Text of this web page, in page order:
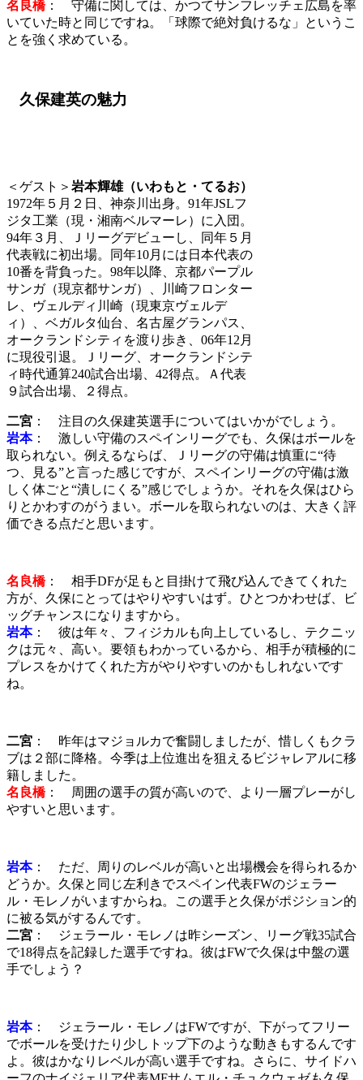
名良橋： 守備に関しては、かつてサンフレッチェ広島を率
いていた時と同じですね。「球際で絶対負けるな」というこ
とを強く求めている。
久保建英の魅力
＜ゲスト＞ 岩本輝雄（いわもと・てるお）
1972年５月２日、神奈川出身。91年JSLフ
ジタ工業（現・湘南ベルマーレ）に入団。
94年３月、Ｊリーグデビューし、同年５月
代表戦に初出場。同年10月には日本代表の
10番を背負った。98年以降、京都パープル
サンガ（現京都サンガ）、川崎フロンター
レ、ヴェルディ川崎（現東京ヴェルデ
ィ）、ベガルタ仙台、名古屋グランパス、
オークランドシティを渡り歩き、06年12月
に現役引退。Ｊリーグ、オークランドシテ
ィ時代通算240試合出場、42得点。Ａ代表
９試合出場、２得点。
二宮 ： 注目の久保建英選手についてはいかがでしょう。
岩本： 激しい守備のスペインリーグでも、久保はボールを
取られない。例えるならば、Ｊリーグの守備は慎重に“待
つ、見る”と言った感じですが、スペインリーグの守備は激
しく体ごと“潰しにくる”感じでしょうか。それを久保はひら
りとかわすのがうまい。ボールを取られないのは、大きく評
価できる点だと思います。
名良橋： 相手DFが足もと目掛けて飛び込んできてくれた
方が、久保にとってはやりやすいはず。ひとつかわせば、ビ
ッグチャンスになりますから。
岩本： 彼は年々、フィジカルも向上しているし、テクニッ
クは元々、高い。要領もわかっているから、相手が積極的に
プレスをかけてくれた方がやりやすいのかもしれないです
ね。
二宮 ： 昨年はマジョルカで奮闘しましたが、惜しくもクラ
ブは２部に降格。今季は上位進出を狙えるビジャレアルに移
籍しました。
名良橋： 周囲の選手の質が高いので、より一層プレーがし
やすいと思います。
岩本： ただ、周りのレベルが高いと出場機会を得られるか
どうか。久保と同じ左利きでスペイン代表FWのジェラー
ル・モレノがいますからね。この選手と久保がポジション的
に被る気がするんです。
二宮 ： ジェラール・モレノは昨シーズン、リーグ戦35試合
で18得点を記録した選手ですね。彼はFWで久保は中盤の選
手でしょう？
岩本： ジェラール・モレノはFWですが、下がってフリー
でボールを受けたり少しトップ下のような動きもするんです
よ。彼はかなりレベルが高い選手ですね。さらに、サイドハ